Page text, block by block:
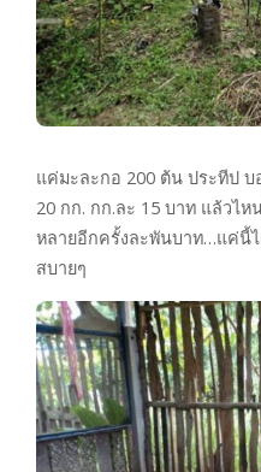
แค่มะละกอ 200 ต้น ประทีป
20 กก. กก.ละ 15 บาท แล้วไ
หลายอีกครั้งละพันบาท…แค่นี้
สบายๆ